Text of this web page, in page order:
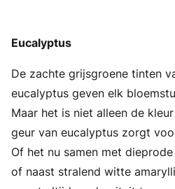
Eucalyptus
De zachte grijsgroene tinten
eucalyptus geven elk
Maar het is niet alleen de
geur van eucalyptus zorgt
Of het nu samen met
of naast stralend witte